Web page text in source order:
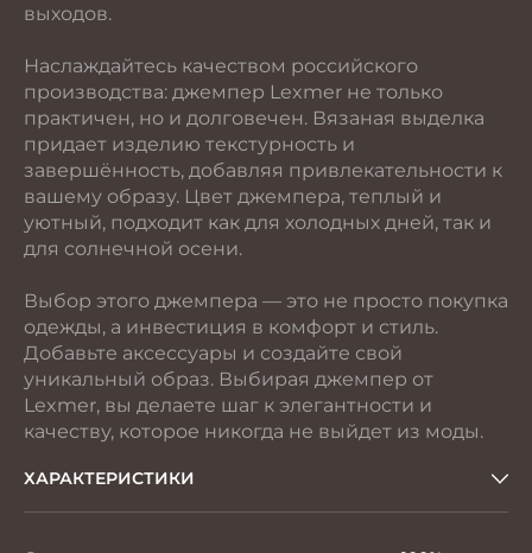
выходов.
Наслаждайтесь качеством российского
производства: джемпер Lexmer не только
практичен, но и долговечен. Вязаная выделка
придает изделию текстурность и
завершённость, добавляя привлекательности к
вашему образу. Цвет джемпера, теплый и
уютный, подходит как для холодных дней, так и
для солнечной осени.
Выбор этого джемпера — это не просто покупка
одежды, а инвестиция в комфорт и стиль.
Добавьте аксессуары и создайте свой
уникальный образ. Выбирая джемпер от
Lexmer, вы делаете шаг к элегантности и
качеству, которое никогда не выйдет из моды.
ХАРАКТЕРИСТИКИ